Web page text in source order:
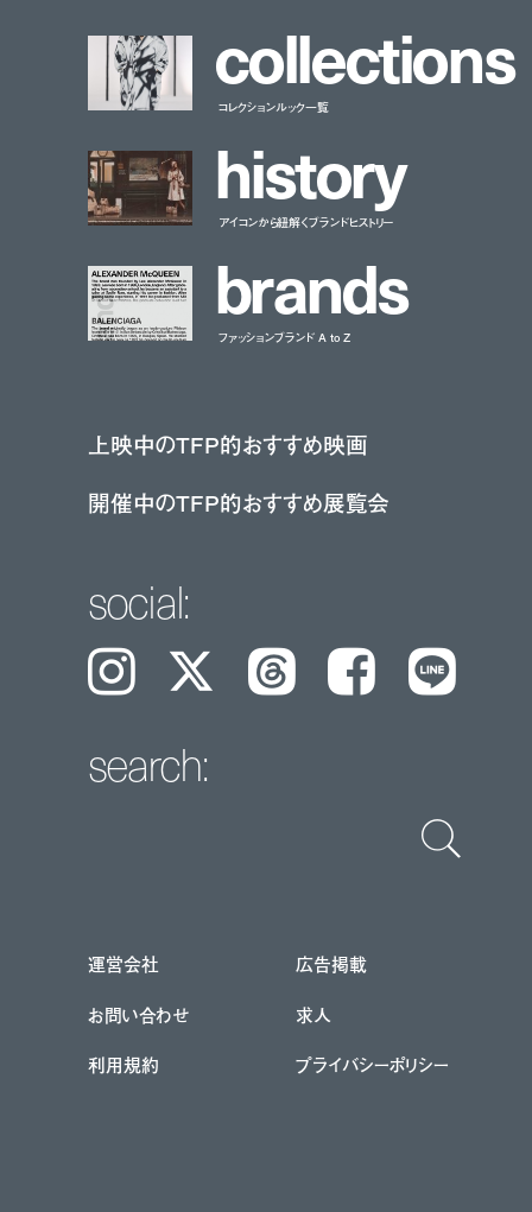
collections
コレクションルック一覧
history
アイコンから紐解くブランドヒストリー
brands
ファッションブランド A to Z
上映中のTFP的おすすめ映画
開催中のTFP的おすすめ展覧会
social:
Instagram 𝕏 Threads Facebook LINE
search:
運営会社
広告掲載
お問い合わせ
求人
利用規約 プライバシーポリシー